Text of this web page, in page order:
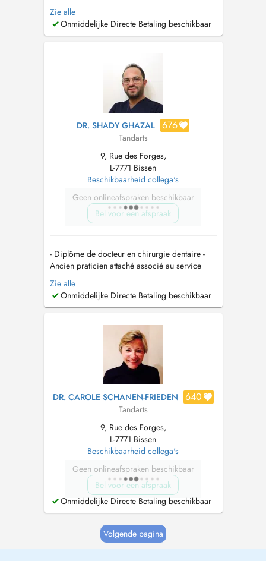
´odontologie au APHP ,Hôpital Henri Mondor
Créteil,Île-de-France. -Diplôme universitaire
Croissance cranio-faciale orthopédie dento-
Zie alle
Onmiddelijke Directe Betaling beschikbaar
DR. SHADY GHAZAL 676
Tandarts
9, Rue des Forges,
L-7771 Bissen
Beschikbaarheid collega's
Geen onlineafspraken beschikbaar
Bel voor een afspraak
- Diplôme de docteur en chirurgie dentaire -
Ancien praticien attaché associé au service
dodontologie au APHP Pitié salpêtrière paris -
Ancien praticien attaché associé au service de
chirurgie maxillo faciale et stomatologie -
praticien attaché associé au...
Zie alle
Onmiddelijke Directe Betaling beschikbaar
DR. CAROLE SCHANEN-FRIEDEN 640
Tandarts
9, Rue des Forges,
L-7771 Bissen
Beschikbaarheid collega's
Geen onlineafspraken beschikbaar
Bel voor een afspraak
Onmiddelijke Directe Betaling beschikbaar
Volgende pagina